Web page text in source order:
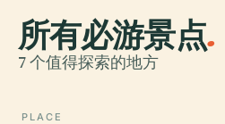
所有必游景点.
7 个值得探索的地方
PLACE